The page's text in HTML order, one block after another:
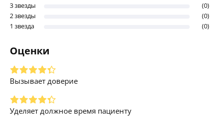
3 звезды
(0)
2 звезды
(0)
1 звезда
(0)
Оценки
Вызывает доверие
Уделяет должное время пациенту